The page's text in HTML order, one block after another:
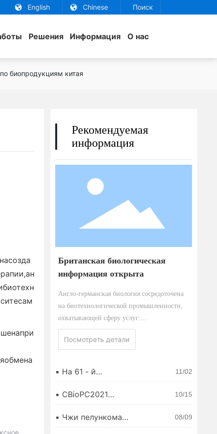
English Chinese Поиск
Решения Информация О нас
биопродукциям китая
Рекомендуемая
информация
Британская биологическая
информация открыта
Англо-германская биология сосредоточена
на биотехнологической промышленности,
охватывающей сферу услуг:
фармацевтическая инженерия, разработка и
консультирование; Разработка,
модульного технологического оборудования;
фармацевтических заводов/цехов. В 2014
Посмотреть детали
▪
фармацевтической
механики был показан
медицинский показ
11/02
▪
конференция по
биопродукциям китая
10/15
▪ 08/09